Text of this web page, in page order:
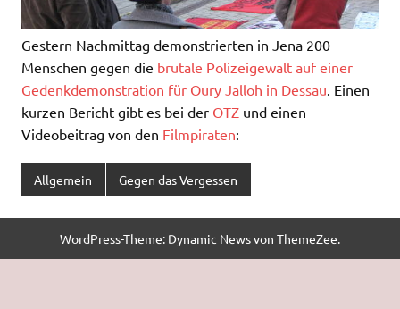
Gestern Nachmittag demonstrierten in Jena 200
Menschen gegen die brutale Polizeigewalt auf einer
Gedenkdemonstration für Oury Jalloh in Dessau. Einen
kurzen Bericht gibt es bei der OTZ und einen
Videobeitrag von den Filmpiraten:
Allgemein Gegen das Vergessen
WordPress-Theme: Dynamic News von ThemeZee.